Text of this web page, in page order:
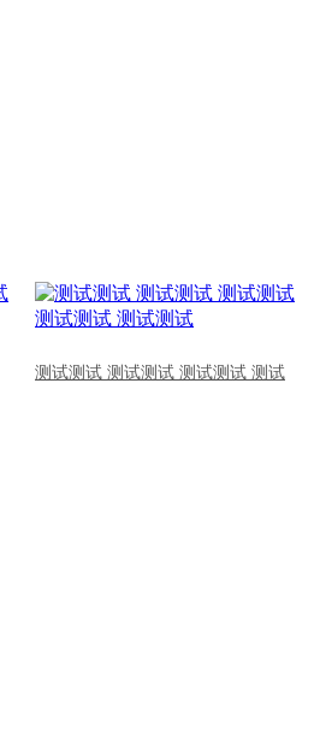
测试测试 测试测试 测试测试 测试